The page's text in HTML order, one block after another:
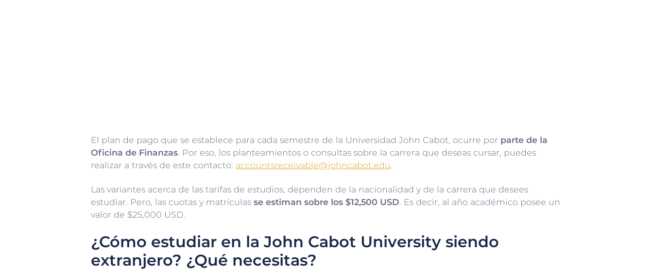
El plan de pago que se establece para cada semestre de la Universidad John Cabot, ocurre por parte de la
Oficina de Finanzas. Por eso, los planteamientos o consultas sobre la carrera que deseas cursar, puedes
realizar a través de este contacto: accountsreceivable@johncabot.edu.
Las variantes acerca de las tarifas de estudios, dependen de la nacionalidad y de la carrera que desees
estudiar. Pero, las cuotas y matrículas se estiman sobre los $12,500 USD. Es decir, al año académico posee un
valor de $25,000 USD.
¿Cómo estudiar en la John Cabot University siendo
extranjero? ¿Qué necesitas?